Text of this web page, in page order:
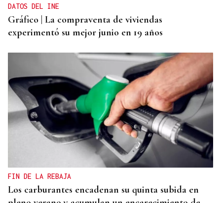
DATOS DEL INE
Gráfico | La compraventa de viviendas
experimentó su mejor junio en 19 años
FIN DE LA REBAJA
Los carburantes encadenan su quinta subida en